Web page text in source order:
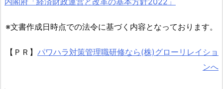
稿
ら
の
※文書作成日時点での法令に基づく内容となっております。
【ＰＲ】 パワハラ対策管理職研修なら(株)グローリレイショ
ンへ